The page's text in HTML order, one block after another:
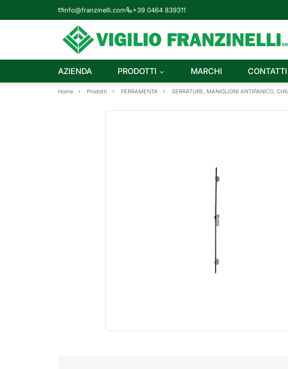
info@franzinelli.com +39 0464 839311
AZIENDA PRODOTTI MARCHI CONTATTI
Home Prodotti FERRAMENTA SERRATURE, MANIGLIONI ANTIPANICO,